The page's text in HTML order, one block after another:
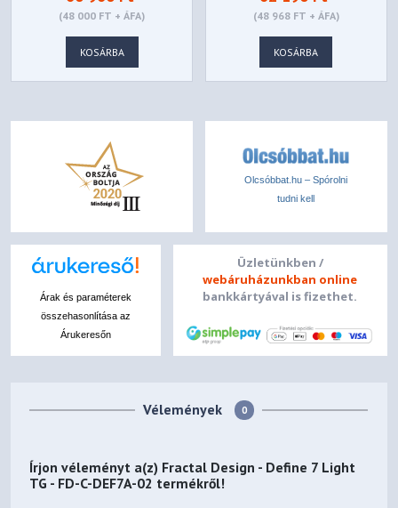
Package weight
15.94 kg
(48 000 FT + ÁFA)
KOSÁRBA
FEKETE - BGW39
(48 968 FT + ÁFA)
KOSÁRBA
Olcsóbbat.hu – Spórolni
tudni kell
Árak és paraméterek
összehasonlítása az
Árukeresőn
Üzletünkben /
webáruházunkban online
bankkártyával is fizethet.
Vélemények 0
Írjon véleményt a(z) Fractal Design - Define 7 Light
TG - FD-C-DEF7A-02 termékről!